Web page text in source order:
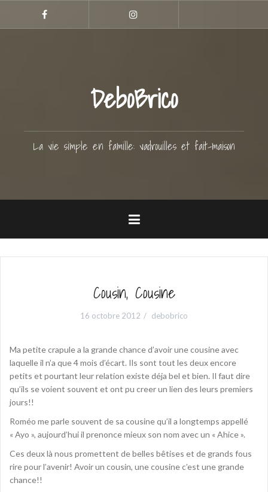
contenu
Facebook
DeboBrico
La vie simple en famille: vadrouilles et fait-maison
Cousin, Cousine
16 octobre 2012 debobrico
Ma petite crapule a la grande chance d’avoir une cousine avec
laquelle il n’a que 4 mois d’écart. Ils sont tout les deux encore
petits et pourtant leur relation existe déja bel et bien. Il faut dire
qu’ils se voient souvent et ont pu creer un lien des leurs premiers
jours!!
Roméo me parle souvent de sa cousine qu’il a longtemps appellé
« Ayo », aujourd’hui il prenonce mieux son nom avec un « Ahice ».
Ces deux là nous promettent de belles bêtises et de grands fous
rire pour l’avenir! Avoir un cousin, une cousine c’est une grande
chance!!